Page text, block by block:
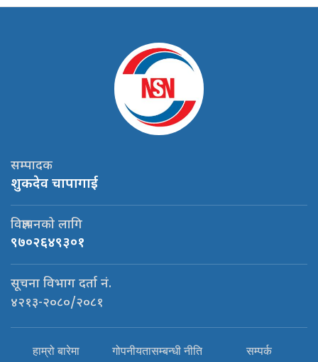
सम्पादक
शुकदेव चापागाई
विज्ञापनको लागि
९७०२६४९३०१
सूचना विभाग दर्ता नं.
४२१३-२०८०/२०८१
हाम्रो बारेमा गोपनीयतासम्बन्धी नीति सम्पर्क